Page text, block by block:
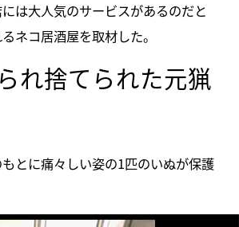
は大人気のサービスがあるのだと
ネコ居酒屋を取材した。
れ捨てられた元猟
とに痛々しい姿の1匹のいぬが保護